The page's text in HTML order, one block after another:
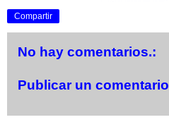
Compartir
No hay comentarios.:
Publicar un comentario